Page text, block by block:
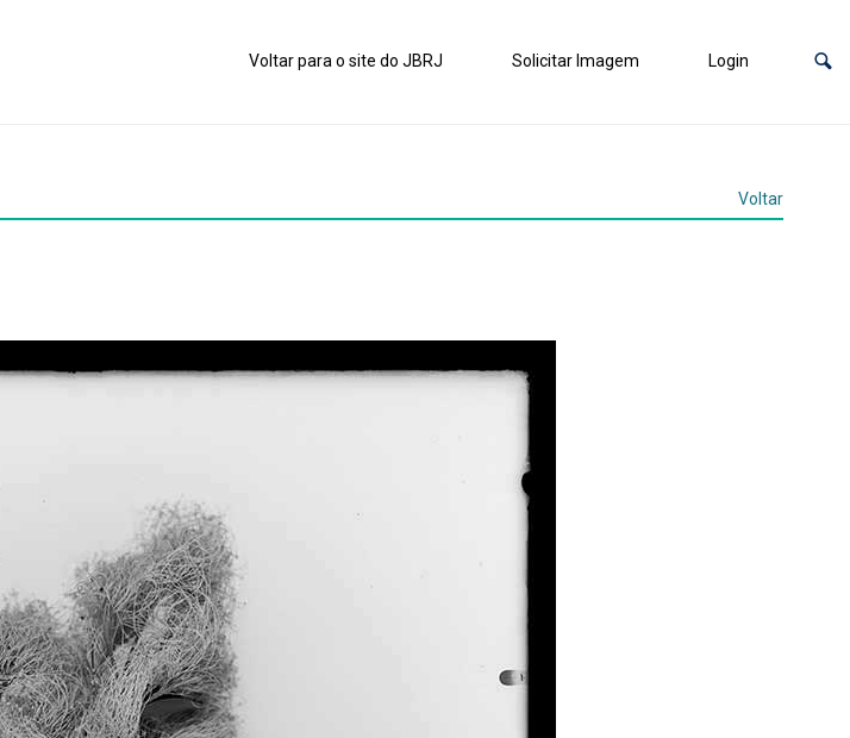
Voltar para o site do JBRJ Solicitar Imagem Login
Voltar